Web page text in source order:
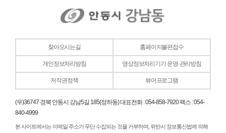
찾아오시는길 홈페이지불편접수
개인정보처리방침 영상정보처리기기 운영·관리방침
저작권정책 뷰어프로그램
(우)36747 경북 안동시 강남5길 185(정하동) 대표전화 : 054-858-7920 팩스 : 054-
840-4999
본 사이트에서는 이메일 주소가 무단 수집되는 것을 거부하며, 위반시 정보통신법에 의해